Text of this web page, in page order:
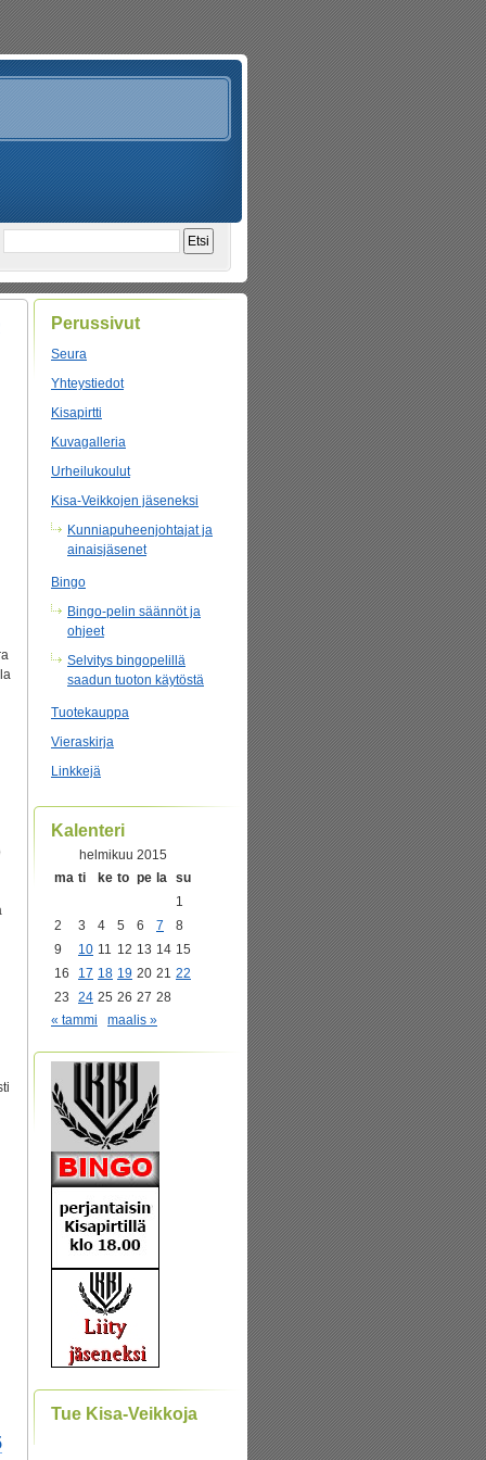
Perussivut
Seura
Yhteystiedot
Kisapirtti
Kuvagalleria
Urheilukoulut
Kisa-Veikkojen jäseneksi
Kunniapuheenjohtajat ja
ainaisjäsenet
Bingo
Bingo-pelin säännöt ja
ohjeet
Selvitys bingopelillä
saadun tuoton käytöstä
Tuotekauppa
Vieraskirja
Linkkejä
Kalenteri
helmikuu 2015
ma ti ke to pe la su
1
2
3 4 5 6 7
8
9
10 11 12 13 14 15
16
17 18 19 20 21 22
23
24 25 26 27 28
« tammi
maalis »
Tue Kisa-Veikkoja